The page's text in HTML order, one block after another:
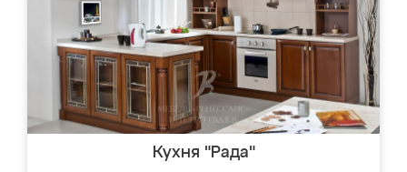
Кухня "Рада"